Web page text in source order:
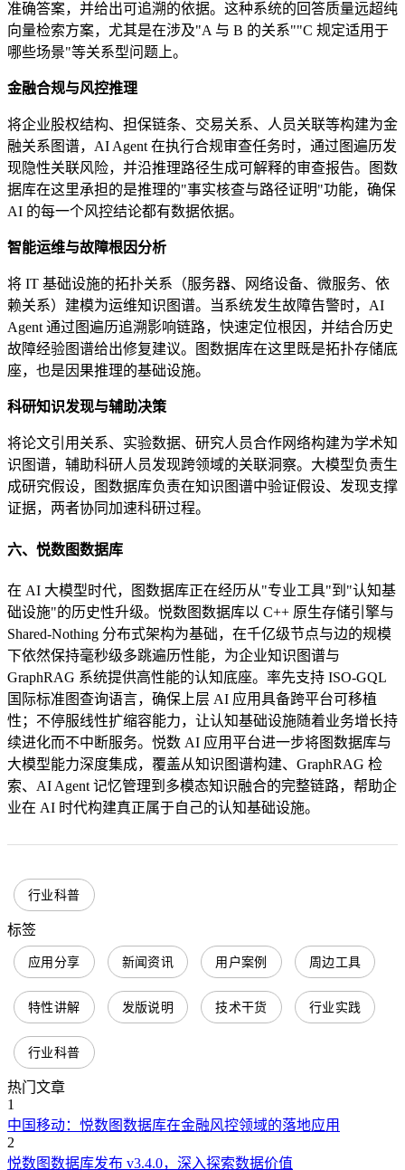
准确答案，并给出可追溯的依据。这种系统的回答质量远超纯
向量检索方案，尤其是在涉及"A 与 B 的关系""C 规定适用于
哪些场景"等关系型问题上。
金融合规与风控推理
将企业股权结构、担保链条、交易关系、人员关联等构建为金
融关系图谱，AI Agent 在执行合规审查任务时，通过图遍历发
现隐性关联风险，并沿推理路径生成可解释的审查报告。图数
据库在这里承担的是推理的"事实核查与路径证明"功能，确保
AI 的每一个风控结论都有数据依据。
智能运维与故障根因分析
将 IT 基础设施的拓扑关系（服务器、网络设备、微服务、依
赖关系）建模为运维知识图谱。当系统发生故障告警时，AI
Agent 通过图遍历追溯影响链路，快速定位根因，并结合历史
故障经验图谱给出修复建议。图数据库在这里既是拓扑存储底
座，也是因果推理的基础设施。
科研知识发现与辅助决策
将论文引用关系、实验数据、研究人员合作网络构建为学术知
识图谱，辅助科研人员发现跨领域的关联洞察。大模型负责生
成研究假设，图数据库负责在知识图谱中验证假设、发现支撑
证据，两者协同加速科研过程。
六、悦数图数据库
在 AI 大模型时代，图数据库正在经历从"专业工具"到"认知基
础设施"的历史性升级。悦数图数据库以 C++ 原生存储引擎与
Shared-Nothing 分布式架构为基础，在千亿级节点与边的规模
下依然保持毫秒级多跳遍历性能，为企业知识图谱与
GraphRAG 系统提供高性能的认知底座。率先支持 ISO-GQL
国际标准图查询语言，确保上层 AI 应用具备跨平台可移植
性；不停服线性扩缩容能力，让认知基础设施随着业务增长持
续进化而不中断服务。悦数 AI 应用平台进一步将图数据库与
大模型能力深度集成，覆盖从知识图谱构建、GraphRAG 检
索、AI Agent 记忆管理到多模态知识融合的完整链路，帮助企
业在 AI 时代构建真正属于自己的认知基础设施。
行业科普
标签
应用分享 新闻资讯 用户案例 周边工具
特性讲解 发版说明 技术干货 行业实践
行业科普
热门文章
1
中国移动：悦数图数据库在金融风控领域的落地应用
2
悦数图数据库发布 v3.4.0，深入探索数据价值